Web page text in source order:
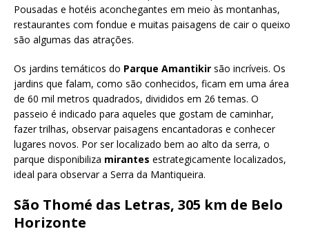
Pousadas e hotéis aconchegantes em meio às montanhas,
restaurantes com fondue e muitas paisagens de cair o queixo
são algumas das atrações.
Os jardins temáticos do Parque Amantikir são incríveis. Os
jardins que falam, como são conhecidos, ficam em uma área
de 60 mil metros quadrados, divididos em 26 temas. O
passeio é indicado para aqueles que gostam de caminhar,
fazer trilhas, observar paisagens encantadoras e conhecer
lugares novos. Por ser localizado bem ao alto da serra, o
parque disponibiliza mirantes estrategicamente localizados,
ideal para observar a Serra da Mantiqueira.
São Thomé das Letras, 305 km de Belo
Horizonte